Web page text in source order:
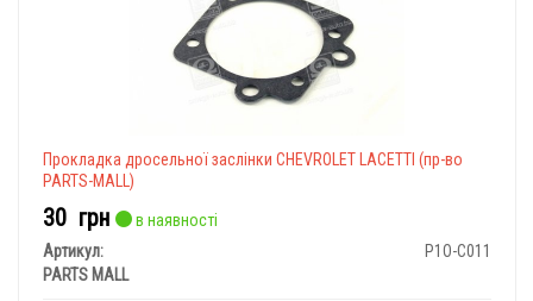
Прокладка дросельної заслінки CHEVROLET LACETTI (пр-во
PARTS-MALL)
30 грн
в наявності
Артикул:
P1O-C011
PARTS MALL